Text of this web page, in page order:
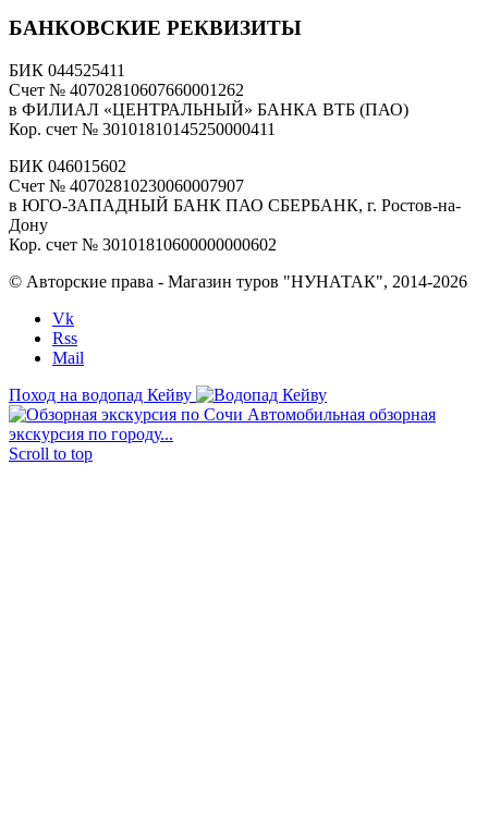
БАНКОВСКИЕ РЕКВИЗИТЫ
БИК 044525411
Счет № 40702810607660001262
в ФИЛИАЛ «ЦЕНТРАЛЬНЫЙ» БАНКА ВТБ (ПАО)
Кор. счет № 30101810145250000411
БИК 046015602
Счет № 40702810230060007907
в ЮГО-ЗАПАДНЫЙ БАНК ПАО СБЕРБАНК, г. Ростов-на-
Дону
Кор. счет № 30101810600000000602
© Авторские права - Магазин туров "НУНАТАК", 2014-2026
Vk
Rss
Mail
Поход на водопад Кейву
Автомобильная обзорная
экскурсия по городу...
Scroll to top